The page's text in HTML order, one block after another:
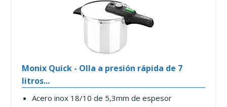
Monix Quick - Olla a presión rápida de 7
litros...
Acero inox 18/10 de 5,3mm de espesor